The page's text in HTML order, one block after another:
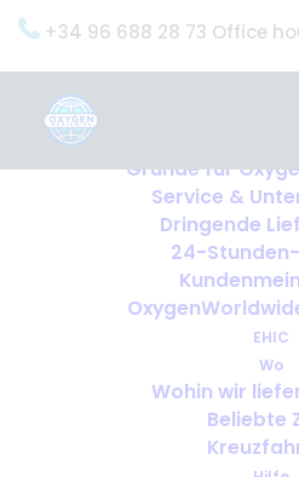
+34 96 688 28 73 Office
Gründe für
Service &
Dringende
24-
EHIC
Wo
Wohin wir
Beliebte
Nothing Found
Sorry, but nothing
Please try again with some